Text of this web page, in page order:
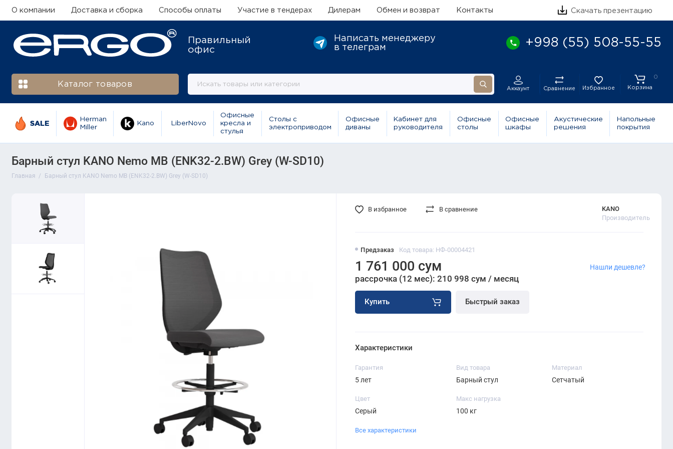
О компании Доставка и сборка Способы оплаты Участие в тендерах Дилерам Обмен и возврат Контакты Скачать презентацию
Правильный
офис
Написать менеджеру
в телеграм
+998 (55) 508-55-55
Каталог товаров
Аккаунт Сравнение Избранное
0
Корзина
SALE
Herman
Miller
Kano LiberNovo
Офисные
кресла и
стулья
Столы с
электроприводом
Офисные
диваны
Кабинет для
руководителя
Офисные
столы
Офисные
шкафы
Акустические
решения
Напольные
покрытия
Барный стул KANO Nemo MB (ENK32-2.BW) Grey (W-SD10)
Главная Барный стул KANO Nemo MB (ENK32-2.BW) Grey (W-SD10)
Предзаказ Код товара: НФ-00004421
KANO
Производитель
1 761 000 сум
рассрочка (12 мес): 210 998 сум / месяц
Купить Быстрый заказ
Нашли дешевле?
В избранное В сравнение
Характеристики
Гарантия
5 лет
Вид товара
Барный стул
Материал
Сетчатый
Цвет
Серый
Макс нагрузка
100 кг
Все характеристики